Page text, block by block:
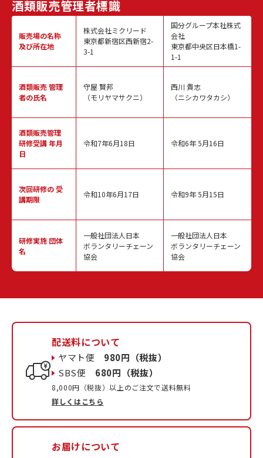
酒類販売管理者標識
販売場の名称
及び所在地
酒類販売管理
者の氏名
酒類販売管理
研修受講 年月
日
次回研修の受
講期限
研修実施 団体
名
株式会社ミクリード
東京都新宿区西新宿2-
3-1
守屋 賢邦
（モリヤマサクニ）
令和7年6月18日
令和10年6月17日
一般社団法人日本
ボランタリーチェーン
協会
国分グループ本社株式
会社
東京都中央区日本橋1-
1-1
西川 貴志
（ニシカワタカシ）
令和6年 5月16日
令和9年 5月15日
一般社団法人日本
ボランタリーチェーン
協会
配送料について
ヤマト便 980円（税抜）
SBS便 680円（税抜）
8,000円（税抜）以上のご注文で送料無料
詳しくはこちら
お届けについて